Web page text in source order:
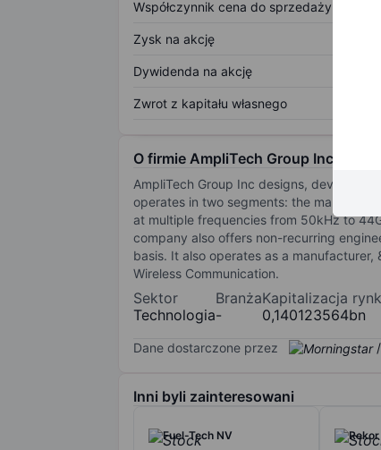
Współczynnik cena do sprzedaży
Zysk na akcję
Dywidenda na akcję
Zwrot z kapitału własnego
O firmie AmpliTech Group Inc.
AmpliTech Group Inc designs, develops,
operates in two segments: the
at multiple frequencies from 50kHz to
company also offers non-recurring
basis. It also operates as a
Wireless Communication.
Sektor
Technologia
Branża
-
Kapitalizacja
0,140123564bn
Dane dostarczone przez /
Inni byli zainteresowani
Fuel-Tech NV